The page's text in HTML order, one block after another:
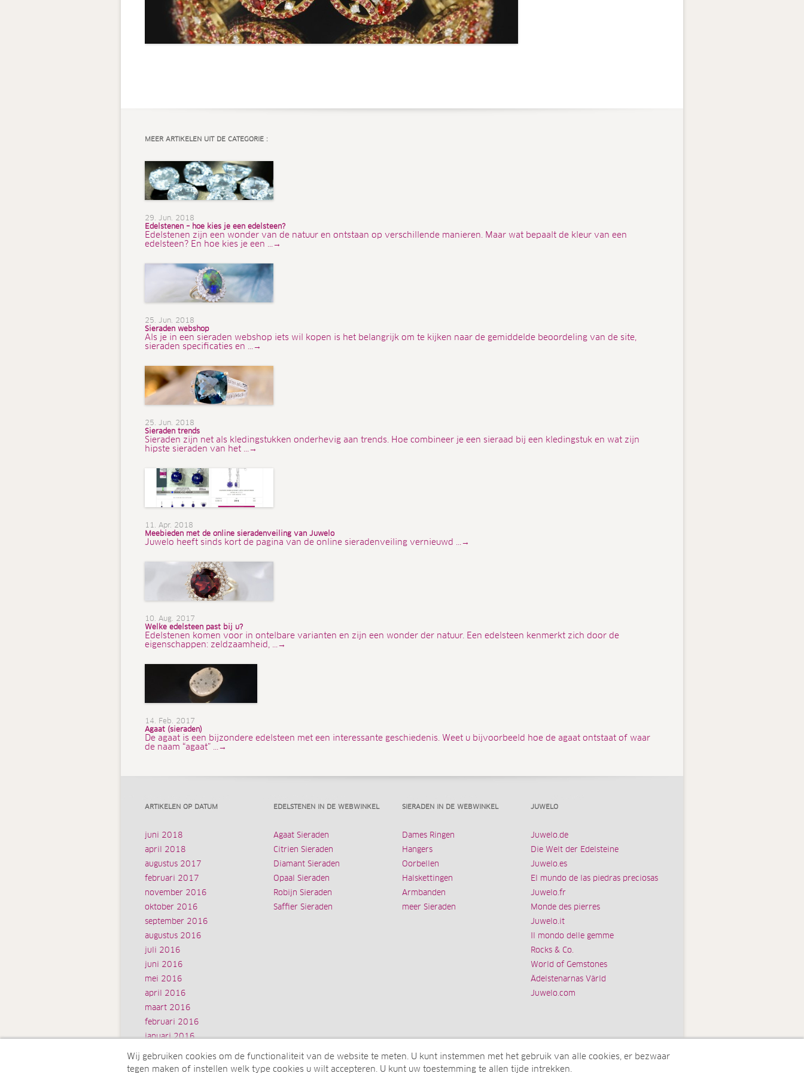
MEER ARTIKELEN UIT DE CATEGORIE :
29. Jun. 2018
Edelstenen – hoe kies je een edelsteen?
Edelstenen zijn een wonder van de natuur en ontstaan op verschillende manieren. Maar wat bepaalt de kleur van een
edelsteen? En hoe kies je een ...→
25. Jun. 2018
Sieraden webshop
Als je in een sieraden webshop iets wil kopen is het belangrijk om te kijken naar de gemiddelde beoordeling van de site,
sieraden specificaties en ...→
25. Jun. 2018
Sieraden trends
Sieraden zijn net als kledingstukken onderhevig aan trends. Hoe combineer je een sieraad bij een kledingstuk en wat zijn
hipste sieraden van het ...→
11. Apr. 2018
Meebieden met de online sieradenveiling van Juwelo
Juwelo heeft sinds kort de pagina van de online sieradenveiling vernieuwd ...→
10. Aug. 2017
Welke edelsteen past bij u?
Edelstenen komen voor in ontelbare varianten en zijn een wonder der natuur. Een edelsteen kenmerkt zich door de
eigenschappen: zeldzaamheid, ...→
14. Feb. 2017
Agaat (sieraden)
De agaat is een bijzondere edelsteen met een interessante geschiedenis. Weet u bijvoorbeeld hoe de agaat ontstaat of waar
de naam “agaat” ...→
ARTIKELEN OP DATUM
juni 2018
april 2018
augustus 2017
februari 2017
november 2016
oktober 2016
september 2016
augustus 2016
juli 2016
juni 2016
mei 2016
april 2016
maart 2016
februari 2016
januari 2016
EDELSTENEN IN DE WEBWINKEL
Agaat Sieraden
Citrien Sieraden
Diamant Sieraden
Opaal Sieraden
Robijn Sieraden
Saffier Sieraden
SIERADEN IN DE WEBWINKEL
Dames Ringen
Hangers
Oorbellen
Halskettingen
Armbanden
meer Sieraden
JUWELO
Juwelo.de
Die Welt der Edelsteine
Juwelo.es
El mundo de las piedras preciosas
Juwelo.fr
Monde des pierres
Juwelo.it
Il mondo delle gemme
Rocks & Co.
World of Gemstones
Ädelstenarnas Värld
Juwelo.com
Wij gebruiken cookies om de functionaliteit van de website te meten. U kunt instemmen met het gebruik van alle cookies, er bezwaar
tegen maken of instellen welk type cookies u wilt accepteren. U kunt uw toestemming te allen tijde intrekken.